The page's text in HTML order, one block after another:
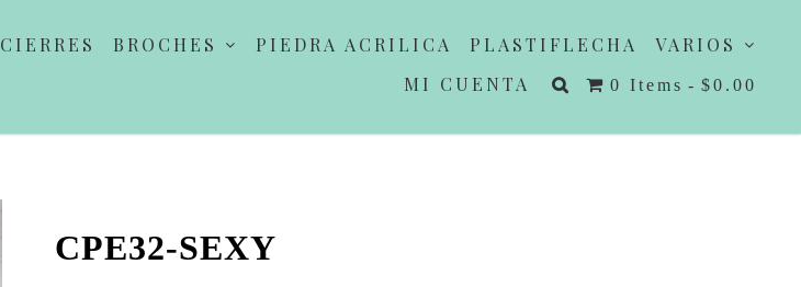
CIERRES BROCHES PIEDRA ACRILICA PLASTIFLECHA
VARIOS
MI CUENTA
0 Items $0.00
CPE32-SEXY